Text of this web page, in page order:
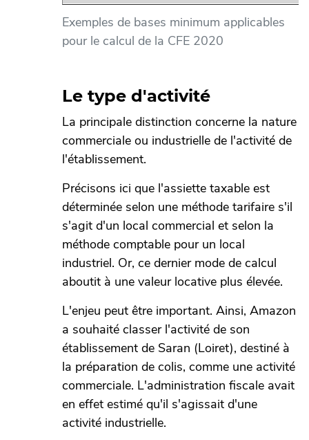
Exemples de bases minimum applicables
pour le calcul de la CFE 2020
Le type d'activité
La principale distinction concerne la nature
commerciale ou industrielle de l'activité de
l'établissement.
Précisons ici que l'assiette taxable est
déterminée selon une méthode tarifaire s'il
s'agit d'un local commercial et selon la
méthode comptable pour un local
industriel. Or, ce dernier mode de calcul
aboutit à une valeur locative plus élevée.
L'enjeu peut être important. Ainsi, Amazon
a souhaité classer l'activité de son
établissement de Saran (Loiret), destiné à
la préparation de colis, comme une activité
commerciale. L'administration fiscale avait
en effet estimé qu'il s'agissait d'une
activité industrielle.